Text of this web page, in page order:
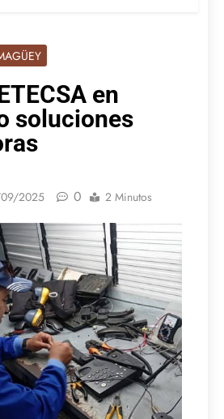
en
soluciones
2025 0 2 Minutos